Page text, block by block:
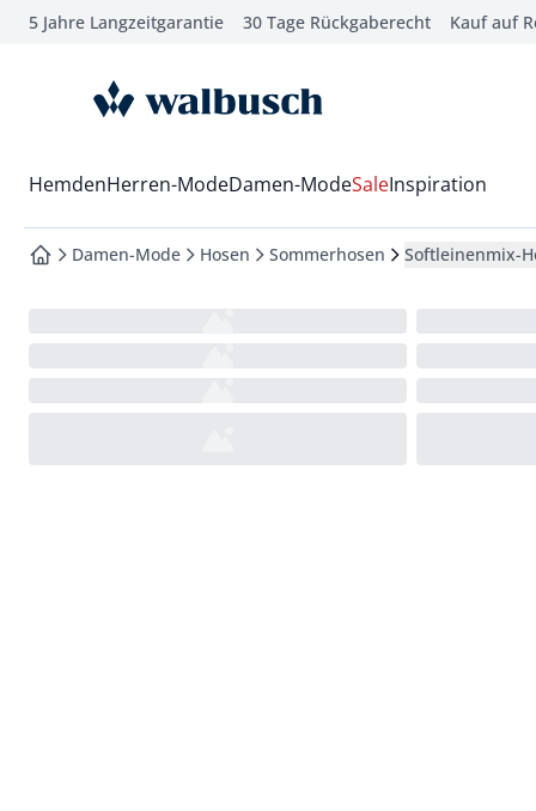
springen
springen
springen
5 Jahre Langzeitgarantie 30 Tage Rückgaberecht Kauf auf
zur Startseite
Wechsel in das Menü mit Pfeil-Runter Taste
HemdenHerren-ModeDamen-ModeSaleInspiration
zur Startseite
Damen-Mode Hosen Sommerhosen Softleinenmix-